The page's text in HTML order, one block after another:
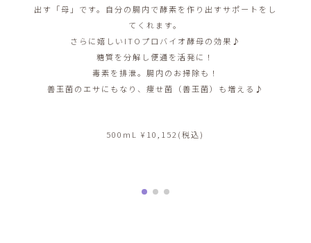
出す「母」です。自分の腸内で酵素を作り出すサポートをし
てくれます。
さらに嬉しいITOプロバイオ酵母の効果♪
糖質を分解し便通を活発に！
毒素を排泄。腸内のお掃除も！
善玉菌のエサにもなり、痩せ菌（善玉菌）も増える♪
500mL ¥10,152(税込)